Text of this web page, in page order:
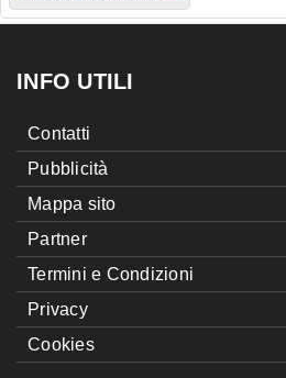
INFO UTILI
Contatti
Pubblicità
Mappa sito
Partner
Termini e Condizioni
Privacy
Cookies